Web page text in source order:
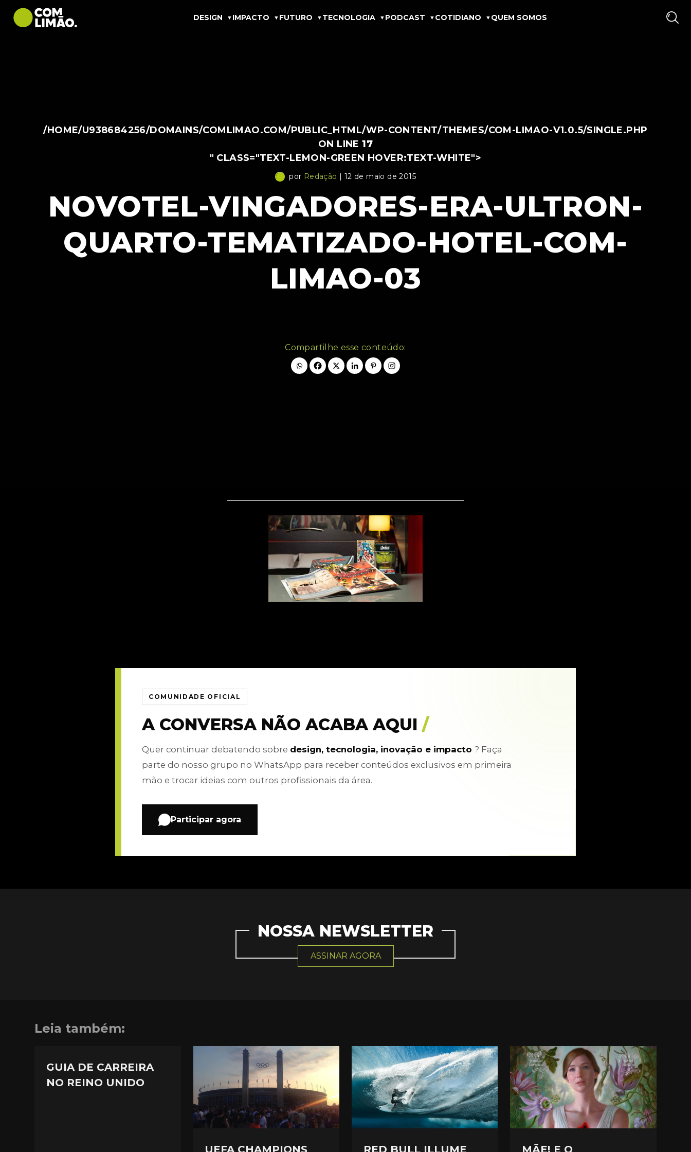
DESIGN IMPACTO FUTURO TECNOLOGIA PODCAST COTIDIANO QUEM SOMOS
/HOME/U938684256/DOMAINS/COMLIMAO.COM/PUBLIC_HTML/WP-CONTENT/THEMES/COM-LIMAO-V1.0.5/SINGLE.PHP
ON LINE17
" CLASS="TEXT-LEMON-GREEN HOVER:TEXT-WHITE">
por Redação | 12 de maio de 2015
NOVOTEL-VINGADORES-ERA-ULTRON-
QUARTO-TEMATIZADO-HOTEL-COM-
LIMAO-03
Compartilhe esse conteúdo:
COMUNIDADE OFICIAL
A CONVERSA NÃO ACABA AQUI /
Quer continuar debatendo sobre design, tecnologia, inovação e impacto ? Faça
parte do nosso grupo no WhatsApp para receber conteúdos exclusivos em primeira
mão e trocar ideias com outros profissionais da área.
Participar agora
NOSSA NEWSLETTER
ASSINAR AGORA
Leia também:
GUIA DE CARREIRA
NO REINO UNIDO
RED BULL ILLUME